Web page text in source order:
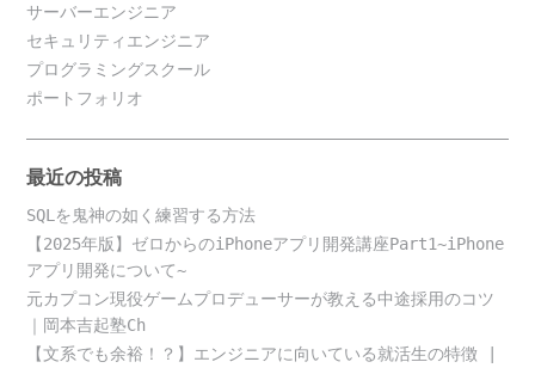
サーバーエンジニア
セキュリティエンジニア
プログラミングスクール
ポートフォリオ
最近の投稿
SQLを鬼神の如く練習する方法
【2025年版】ゼロからのiPhoneアプリ開発講座Part1~iPhone
アプリ開発について~
元カプコン現役ゲームプロデューサーが教える中途採用のコツ
｜岡本吉起塾Ch
【文系でも余裕！？】エンジニアに向いている就活生の特徴 |